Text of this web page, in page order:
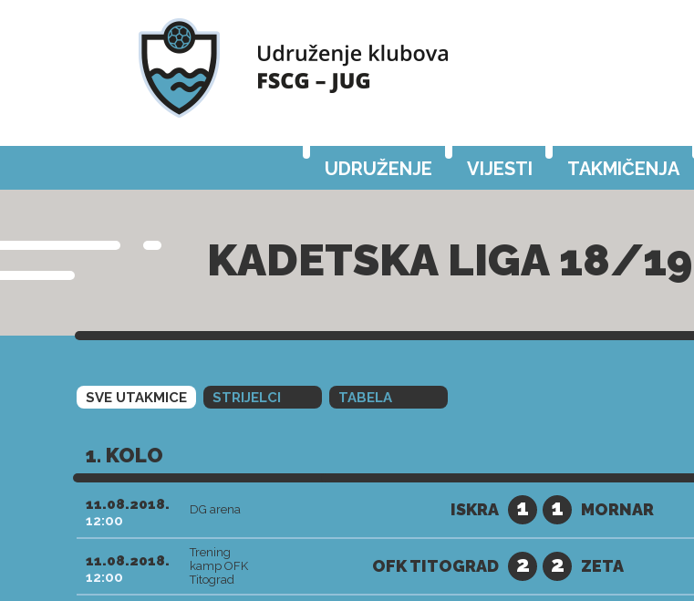
UDRUŽENJE VIJESTI TAKMIČENJA
KADETSKA LIGA 18/19
SVE UTAKMICE STRIJELCI TABELA
1. KOLO
11.08.2018.
12:00
DG arena ISKRA 1 1 MORNAR
11.08.2018.
12:00
Trening
kamp OFK
Titograd
OFK TITOGRAD 2 2 ZETA